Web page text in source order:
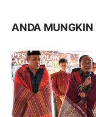
ANDA MUNGKIN